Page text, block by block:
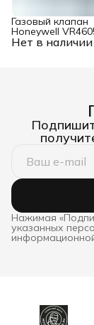
Нет в наличии
Газовый клапан
Honeywell
для котлов
Нажимая
указанных